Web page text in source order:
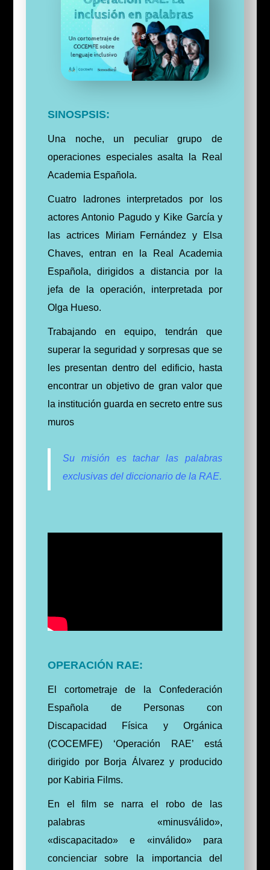
SINOSPSIS:
Una noche, un peculiar grupo de
operaciones especiales asalta la Real
Academia Española.
Cuatro ladrones interpretados por los
actores Antonio Pagudo y Kike García y
las actrices Miriam Fernández y Elsa
Chaves, entran en la Real Academia
Española, dirigidos a distancia por la
jefa de la operación, interpretada por
Olga Hueso.
Trabajando en equipo, tendrán que
superar la seguridad y sorpresas que se
les presentan dentro del edificio, hasta
encontrar un objetivo de gran valor que
la institución guarda en secreto entre sus
muros
Su misión es tachar las palabras
exclusivas del diccionario de la RAE.
OPERACIÓN RAE:
El cortometraje de la Confederación
Española de Personas con
Discapacidad Física y Orgánica
(COCEMFE) ‘Operación RAE’ está
dirigido por Borja Álvarez y producido
por Kabiria Films.
En el film se narra el robo de las
palabras «minusválido»,
«discapacitado» e «inválido» para
concienciar sobre la importancia del